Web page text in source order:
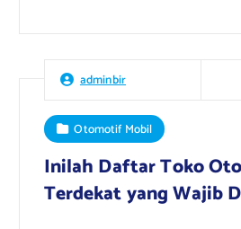
adminbir
Otomotif Mobil
Inilah Daftar Toko
Terdekat yang Wajib